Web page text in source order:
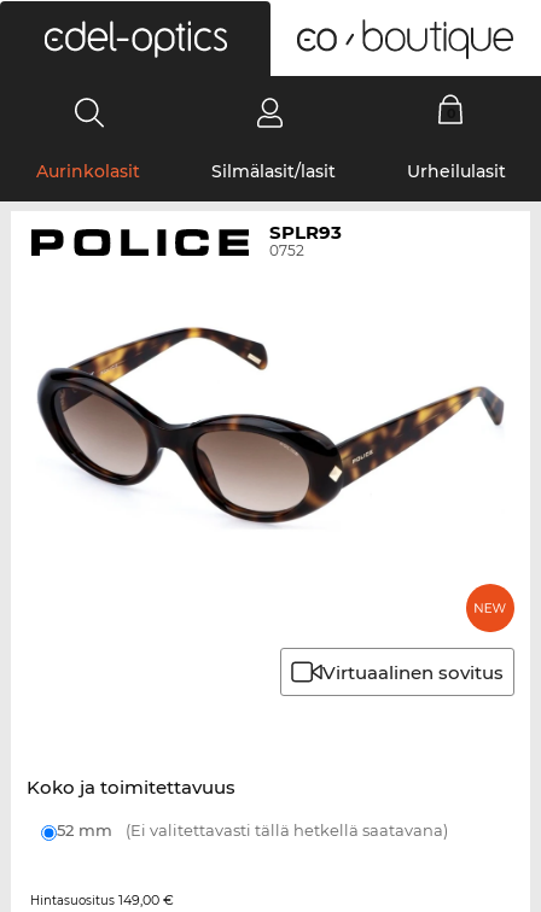
Aurinkolasit Silmälasit/lasit Urheilulasit
SPLR93
0752
Virtuaalinen sovitus
Koko ja toimitettavuus
52 mm (Ei valitettavasti tällä hetkellä saatavana)
Hintasuositus 149,00 €